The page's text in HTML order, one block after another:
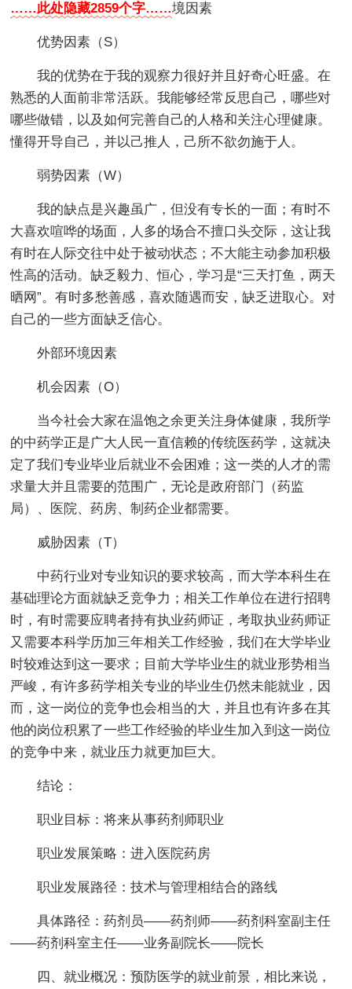
……此处隐藏2859个字……境因素
优势因素（S）
我的优势在于我的观察力很好并且好奇心旺盛。在
熟悉的人面前非常活跃。我能够经常反思自己，哪些对
哪些做错，以及如何完善自己的人格和关注心理健康。
懂得开导自己，并以己推人，己所不欲勿施于人。
弱势因素（W）
我的缺点是兴趣虽广，但没有专长的一面；有时不
大喜欢喧哗的场面，人多的场合不擅口头交际，这让我
有时在人际交往中处于被动状态；不大能主动参加积极
性高的活动。缺乏毅力、恒心，学习是“三天打鱼，两天
晒网”。有时多愁善感，喜欢随遇而安，缺乏进取心。对
自己的一些方面缺乏信心。
外部环境因素
机会因素（O）
当今社会大家在温饱之余更关注身体健康，我所学
的中药学正是广大人民一直信赖的传统医药学，这就决
定了我们专业毕业后就业不会困难；这一类的人才的需
求量大并且需要的范围广，无论是政府部门（药监
局）、医院、药房、制药企业都需要。
威胁因素（T）
中药行业对专业知识的要求较高，而大学本科生在
基础理论方面就缺乏竞争力；相关工作单位在进行招聘
时，有时需要应聘者持有执业药师证，考取执业药师证
又需要本科学历加三年相关工作经验，我们在大学毕业
时较难达到这一要求；目前大学毕业生的就业形势相当
严峻，有许多药学相关专业的毕业生仍然未能就业，因
而，这一岗位的竞争也会相当的大，并且也有许多在其
他的岗位积累了一些工作经验的毕业生加入到这一岗位
的竞争中来，就业压力就更加巨大。
结论：
职业目标：将来从事药剂师职业
职业发展策略：进入医院药房
职业发展路径：技术与管理相结合的路线
具体路径：药剂员——药剂师——药剂科室副主任
——药剂科室主任——业务副院长——院长
四、就业概况：预防医学的就业前景，相比来说，